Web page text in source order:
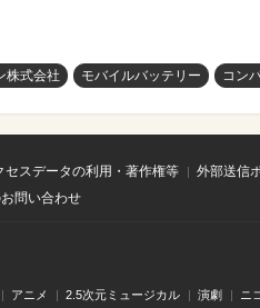
株式会社 モバイルバッテリー コン
セスデータの利用・著作権等 外部送信
問い合わせ
アニメ 2.5次元ミュージカル 演劇 ニ